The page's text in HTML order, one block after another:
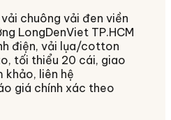
chuông vải đen viền
LongDenViet TP.HCM
điện, vải lụa/cotton
tối thiểu 20 cái, giao
khảo, liên hệ
giá chính xác theo